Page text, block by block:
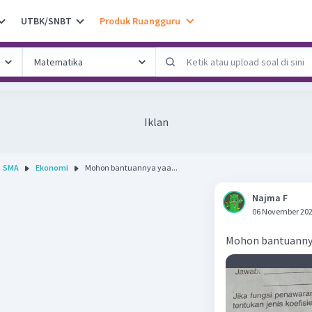
UTBK/SNBT Produk Ruangguru
Iklan
SMA Ekonomi Mohon bantuannya yaa...
Najma F
06 November
Mohon